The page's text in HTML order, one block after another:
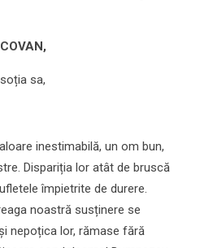
sa,
inestimabilă, un om bun,
Dispariția lor atât de bruscă
împietrite de durere.
noastră susținere se
nepoțica lor, rămase fără